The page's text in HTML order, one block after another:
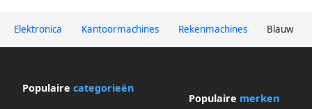
Elektronica Kantoormachines Rekenmachines Blauw
Populaire categorieën
Populaire merken